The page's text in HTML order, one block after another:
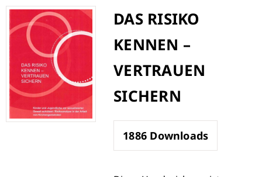
Zum
Inhalt
springen
DAS RISIKO
KENNEN –
VERTRAUEN
SICHERN
1886 Downloads